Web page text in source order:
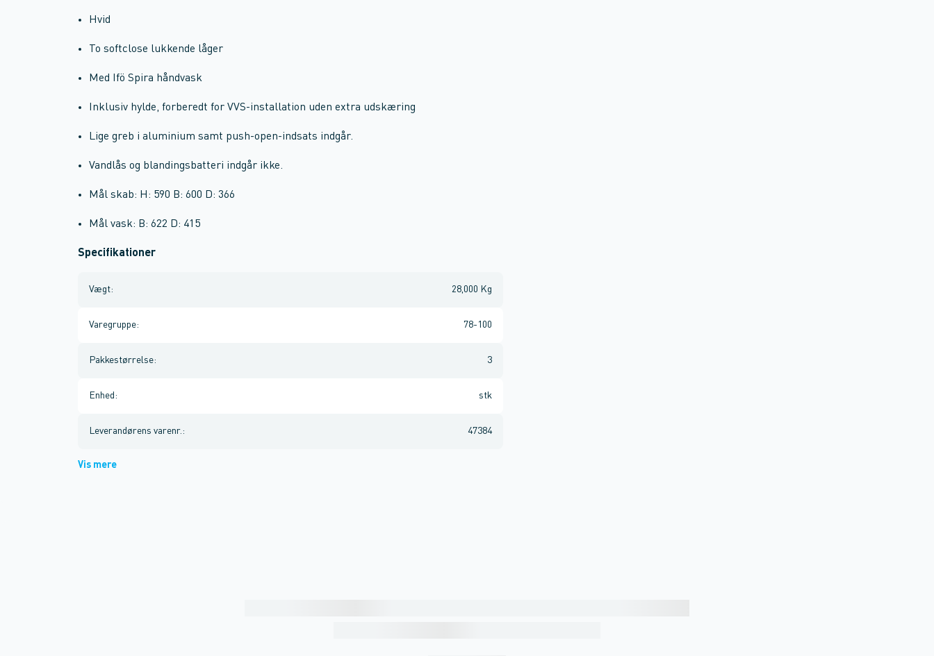
Hvid
To softclose lukkende låger
Med Ifö Spira håndvask
Inklusiv hylde, forberedt for VVS-installation uden extra udskæring
Lige greb i aluminium samt push-open-indsats indgår.
Vandlås og blandingsbatteri indgår ikke.
Mål skab: H: 590 B: 600 D: 366
Mål vask: B: 622 D: 415
Specifikationer
Vægt: 28,000 Kg
Varegruppe: 78-100
Pakkestørrelse: 3
Enhed : stk
Leverandørens varenr. : 47384
Vis mere